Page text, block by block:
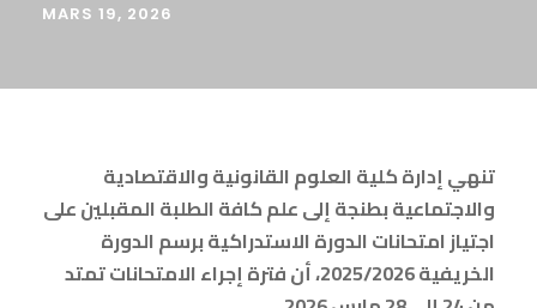
MARS 19, 2026
تنهي إدارة كلية العلوم القانونية والاقتصادية
والاجتماعية بطنجة إلى علم كافة الطلبة المقبلين على
اجتياز امتحانات الدورة الاستدراكية برسم الدورة
الخريفية 2025/2026، أن فترة إجراء الامتحانات تمتد